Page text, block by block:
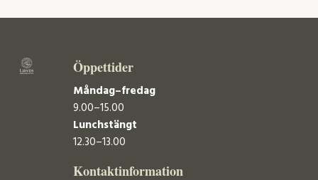
Öppettider
Måndag–fredag
9.00–15.00
Lunchstängt
12.30–13.00
Kontaktinformation